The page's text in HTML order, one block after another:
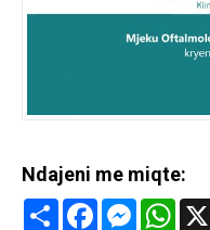
Ndajeni me miqte:
Share Facebook